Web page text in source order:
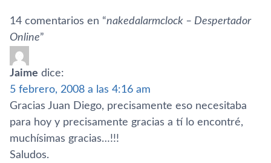
14 comentarios en “nakedalarmclock – Despertador
Online”
Jaime dice:
5 febrero, 2008 a las 4:16 am
Gracias Juan Diego, precisamente eso necesitaba
para hoy y precisamente gracias a tí­ lo encontré,
muchí­simas gracias…!!!
Saludos.